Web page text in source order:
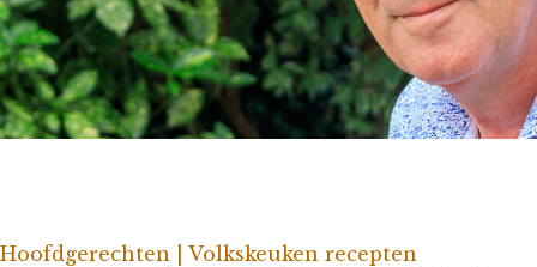
Hoofdgerechten | Volkskeuken recepten